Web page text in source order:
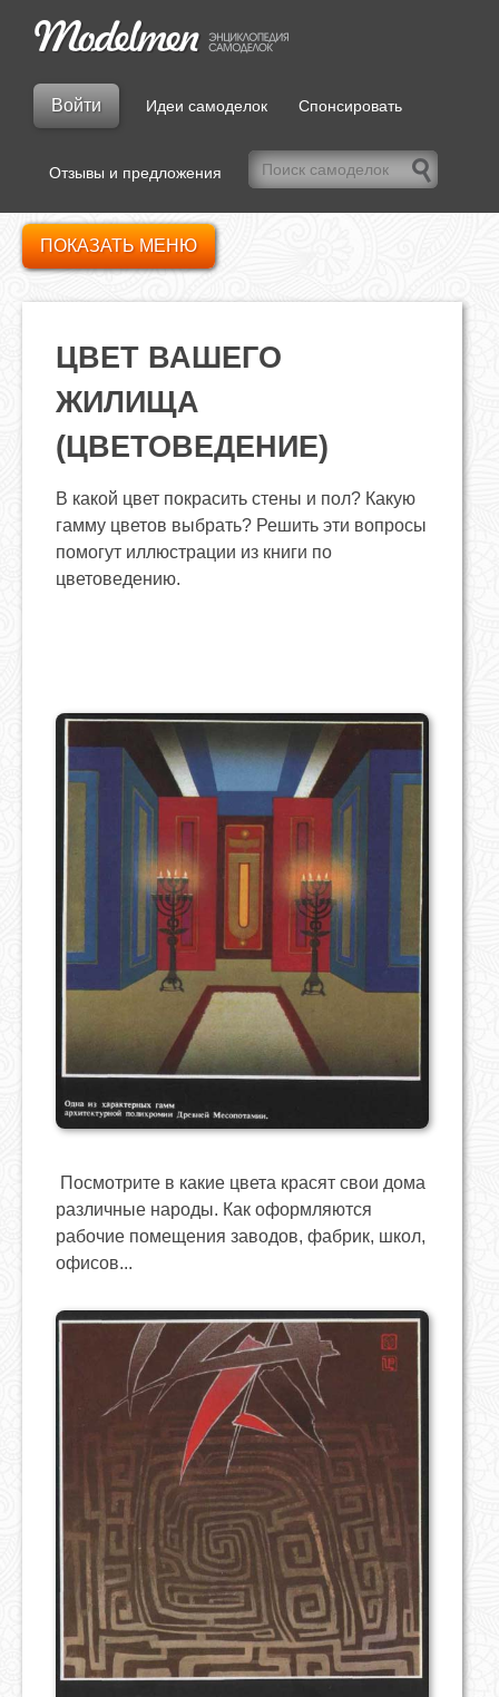
Войти Идеи самоделок Спонсировать
Отзывы и предложения
ЦВЕТ ВАШЕГО
ЖИЛИЩА
(ЦВЕТОВЕДЕНИЕ)
В какой цвет покрасить стены и пол? Какую
гамму цветов выбрать? Решить эти вопросы
помогут иллюстрации из книги по
цветоведению.
Посмотрите в какие цвета красят свои дома
различные народы. Как оформляются
рабочие помещения заводов, фабрик, школ,
офисов...
ПОКАЗАТЬ МЕНЮ